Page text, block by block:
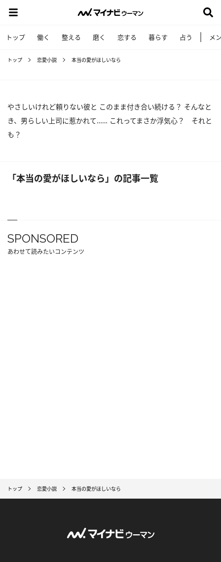
トップ 働く 整える 磨く 恋する 暮らす 占う メ
トップ 恋愛小説 本当の愛がほしいなら
やさしいけれど頼りない彼と このまま付き合い続ける？ そんなと
き、男らしい上司に惹かれて…… これってまさか浮気心？ それと
も？
「本当の愛がほしいなら」の記事一覧
SPONSORED
あわせて読みたいコンテンツ
トップ 恋愛小説 本当の愛がほしいなら